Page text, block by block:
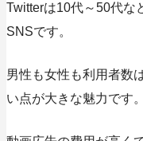
Twitterは10代～50代な
SNSです。
男性も女性も利用者数
い点が大きな魅力です。